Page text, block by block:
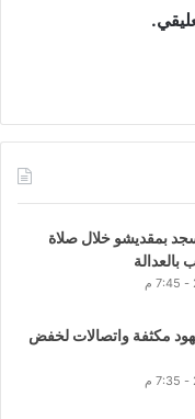
بمقديشو خلال صلاة
بالعدالة
مكثفة واتصالات لخفض